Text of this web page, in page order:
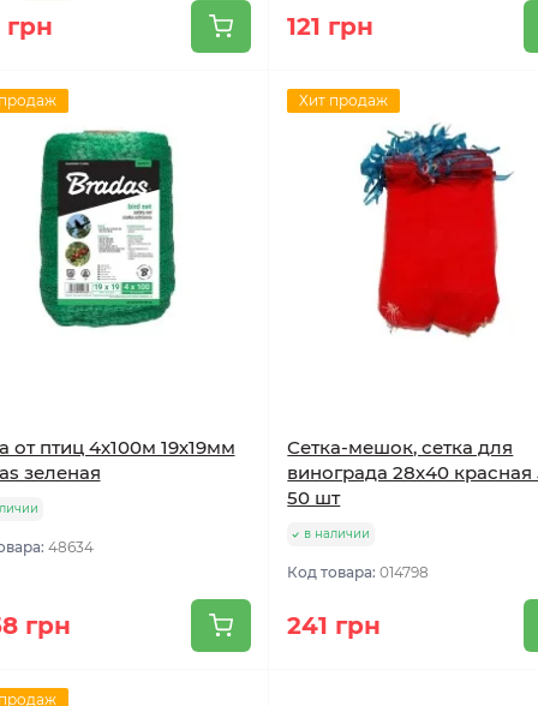
грн 121 грн
от птиц 4х100м 19х19мм
зеленая
48634
грн
Хит продаж
Сетка-мешок, сетка для
винограда 28х40 красная
50 шт
в наличии
Код товара:014798
241 грн